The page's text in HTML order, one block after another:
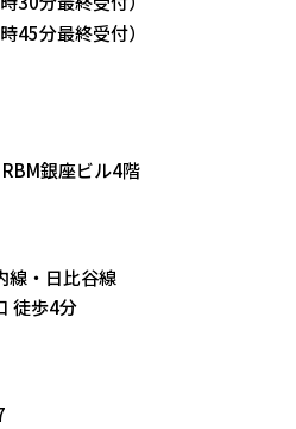
時45分最終受付）
銀座ビル4階
線・日比谷線
徒歩4分